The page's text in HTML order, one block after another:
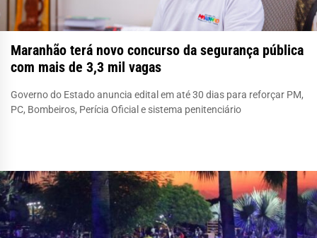
Maranhão terá novo concurso da segurança pública
com mais de 3,3 mil vagas
Governo do Estado anuncia edital em até 30 dias para reforçar PM,
PC, Bombeiros, Perícia Oficial e sistema penitenciário